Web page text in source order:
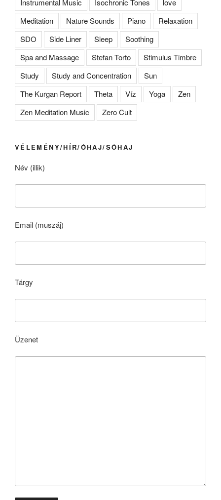
Instrumental Music Isochronic Tones
love
Meditation
Nature Sounds Piano
Relaxation
SDO
Side Liner Sleep
Soothing
Spa and Massage
Stefan Torto
Stimulus Timbre
Study
Study and Concentration
Sun
The Kurgan Report
Theta Víz Yoga
Zen
Zen Meditation Music
Zero Cult
VÉLEMÉNY/HÍR/ÓHAJ/SÓHAJ
Név (illik)
Email (muszáj)
Tárgy
Üzenet